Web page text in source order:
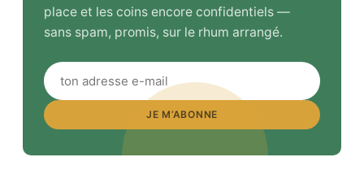
place et les coins encore confidentiels —
sans spam, promis, sur le rhum arrangé.
JE M’ABONNE